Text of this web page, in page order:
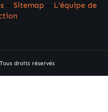
Sitemap
L’équipe de
droits réservés